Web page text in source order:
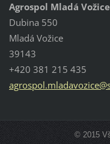
Agrospol Mladá
Dubina 550
Mladá Vožice
39143
+420 381 215 435
agrospol.mladavo
© 2015